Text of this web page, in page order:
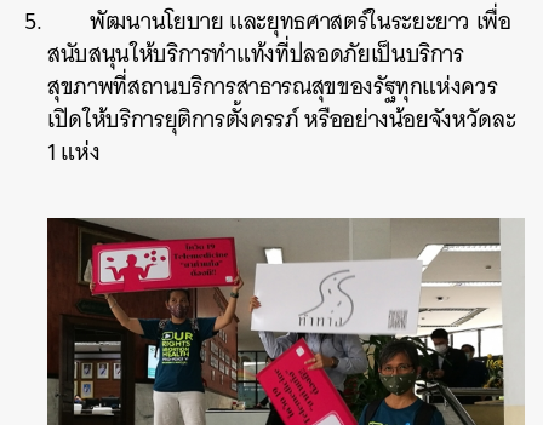
พัฒนานโยบาย และยุทธศาสตร์ในระยะยาว เพื่อ
สนับสนุนให้บริการทำแท้งที่ปลอดภัยเป็นบริการ
สุขภาพที่สถานบริการสาธารณสุขของรัฐทุกแห่งควร
เปิดให้บริการยุติการตั้งครรภ์ หรืออย่างน้อยจังหวัดละ
1 แห่ง